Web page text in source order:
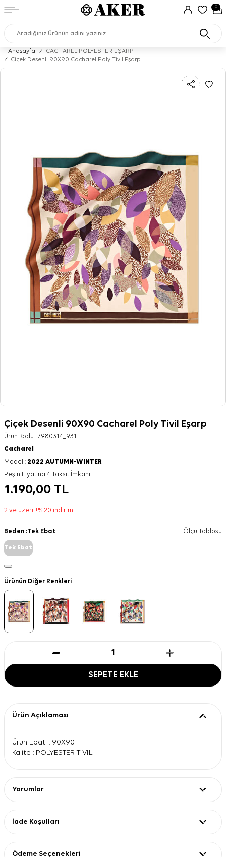
0
Anasayfa /
CACHAREL POLYESTER EŞARP
/
Çiçek Desenli 90X90 Cacharel Poly Tivil Eşarp
Çiçek Desenli 90X90 Cacharel Poly Tivil Eşarp
Ürün Kodu :7980314_931
Cacharel
Model : 2022 AUTUMN-WINTER
Peşin Fiyatına 4 Taksit İmkanı
1.190,00 TL
2 ve üzeri +% 20 indirim
Beden :Tek Ebat Ölçü Tablosu
Tek Ebat
Ürünün Diğer Renkleri
SEPETE EKLE
Ürün Açıklaması
Ürün Ebatı : 90X90
Kalite : POLYESTER TİVİL
Yorumlar
İade Koşulları
Ödeme Seçenekleri